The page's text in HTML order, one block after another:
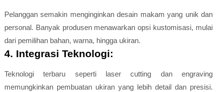
Pelanggan semakin menginginkan desain makam yang unik dan
personal. Banyak produsen menawarkan opsi kustomisasi, mulai
dari pemilihan bahan, warna, hingga ukiran.
4. Integrasi Teknologi:
Teknologi terbaru seperti laser cutting dan engraving
memungkinkan pembuatan ukiran yang lebih detail dan presisi.